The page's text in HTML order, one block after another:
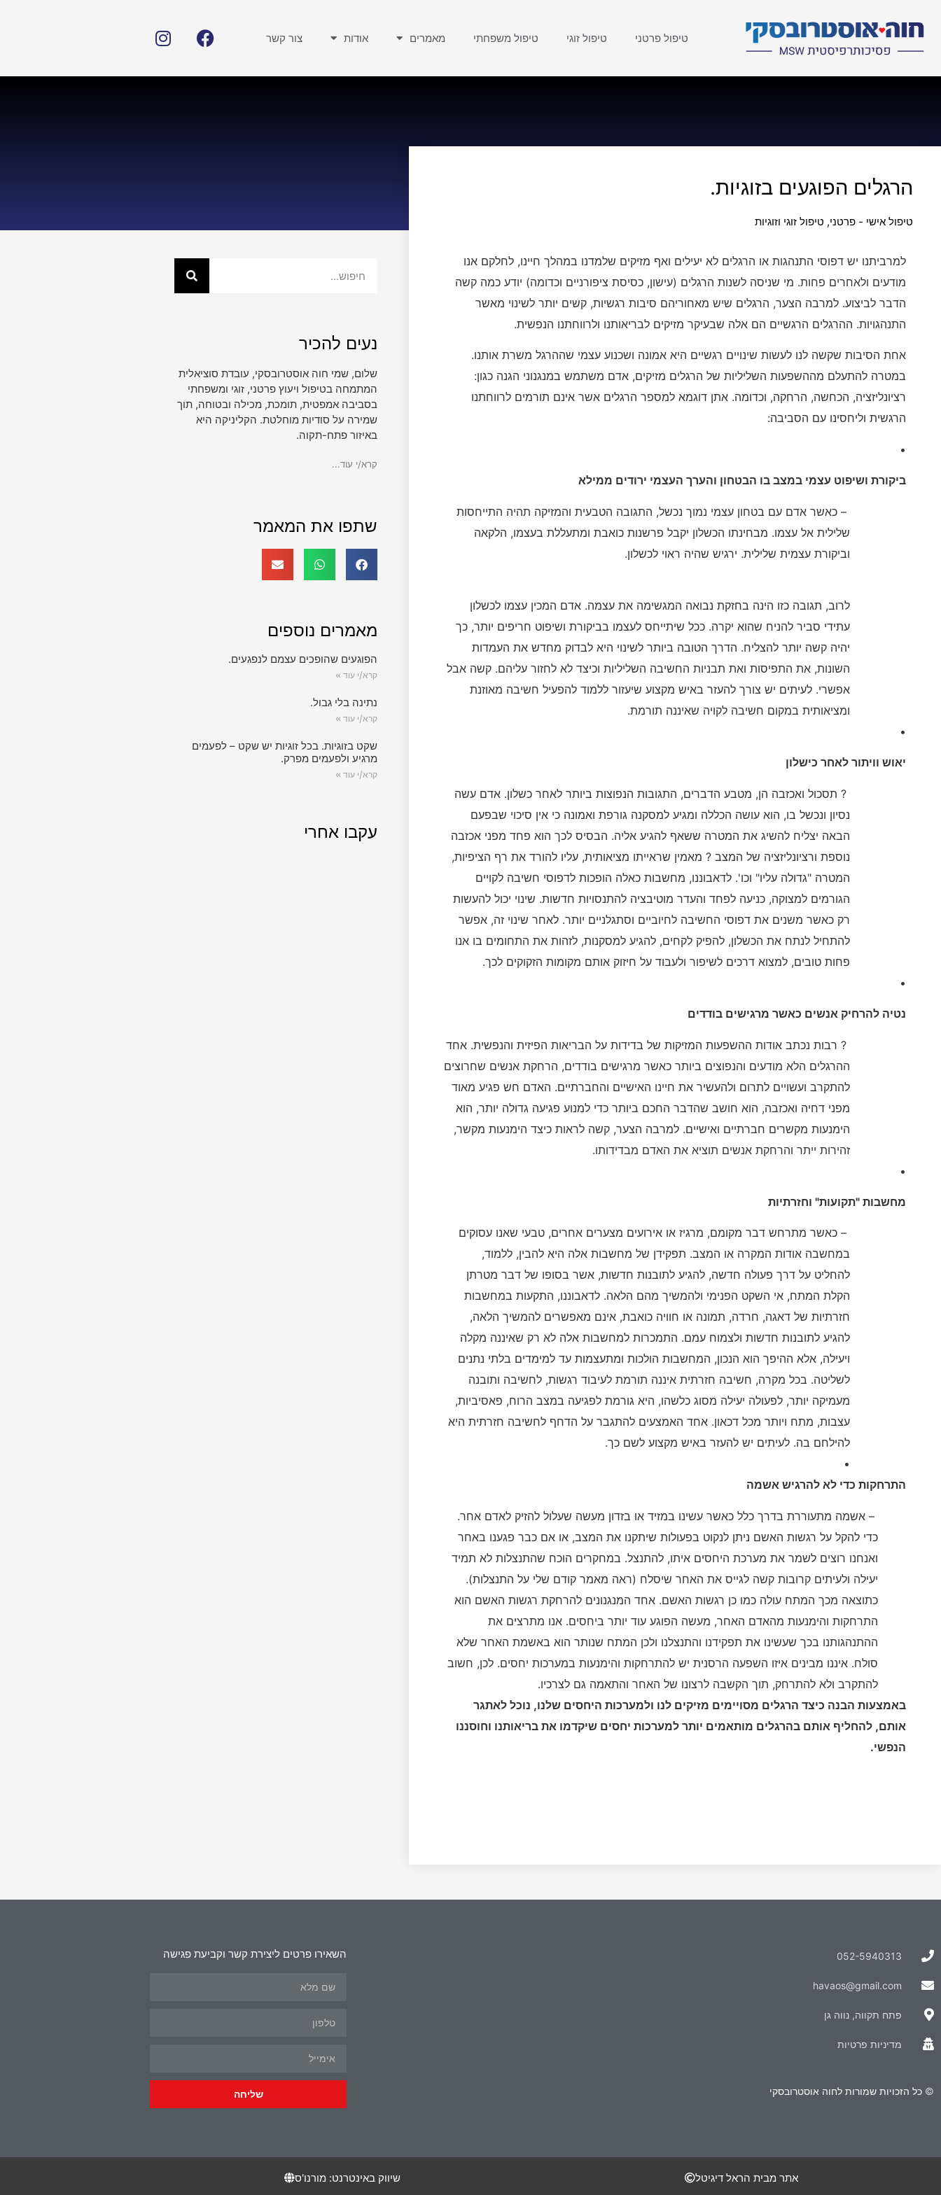
טיפול פרטני טיפול זוגי טיפול משפחתי מאמרים אודות צור קשר
הרגלים הפוגעים בזוגיות.
טיפול אישי - פרטני, טיפול זוגי וזוגיות
למרביתנו יש דפוסי התנהגות או הרגלים לא יעילים ואף מזיקים שלמדנו במהלך חיינו, לחלקם אנו
מודעים ולאחרים פחות. מי שניסה לשנות הרגלים (עישון, כסיסת ציפורניים וכדומה) יודע כמה קשה
הדבר לביצוע. למרבה הצער, הרגלים שיש מאחוריהם סיבות רגשיות, קשים יותר לשינוי מאשר
התנהגויות. ההרגלים הרגשיים הם אלה שבעיקר מזיקים לבריאותנו ולרווחתנו הנפשית.
אחת הסיבות שקשה לנו לעשות שינויים רגשיים היא אמונה ושכנוע עצמי שההרגל משרת אותנו.
במטרה להתעלם מההשפעות השליליות של הרגלים מזיקים, אדם משתמש במנגנוני הגנה כגון:
רציונליזציה, הכחשה, הרחקה, וכדומה. אתן דוגמא למספר הרגלים אשר אינם תורמים לרווחתנו
הרגשית וליחסינו עם הסביבה:
•
ביקורת ושיפוט עצמי במצב בו הבטחון והערך העצמי ירודים ממילא
– כאשר אדם עם בטחון עצמי נמוך נכשל, התגובה הטבעית והמזיקה תהיה התייחסות
שלילית אל עצמו. מבחינתו הכשלון יקבל פרשנות כואבת ומתעללת בעצמו, הלקאה
וביקורת עצמית שלילית. ירגיש שהיה ראוי לכשלון.
לרוב, תגובה כזו הינה בחזקת נבואה המגשימה את עצמה. אדם המכין עצמו לכשלון
עתידי סביר להניח שהוא יקרה. ככל שיתייחס לעצמו בביקורת ושיפוט חריפים יותר, כך
יהיה קשה יותר להצליח. הדרך הטובה ביותר לשינוי היא לבדוק מחדש את העמדות
השונות, את התפיסות ואת תבניות החשיבה השליליות וכיצד לא לחזור עליהם. קשה אבל
אפשרי. לעיתים יש צורך להעזר באיש מקצוע שיעזור ללמוד להפעיל חשיבה מאוזנת
ומציאותית במקום חשיבה לקויה שאיננה תורמת.
•
יאוש וויתור לאחר כישלון
? תסכול ואכזבה הן, מטבע הדברים, התגובות הנפוצות ביותר לאחר כשלון. אדם עשה
נסיון ונכשל בו, הוא עושה הכללה ומגיע למסקנה גורפת ואמונה כי אין סיכוי שבפעם
הבאה יצליח להשיג את המטרה ששאף להגיע אליה. הבסיס לכך הוא פחד מפני אכזבה
נוספת ורציונליזציה של המצב ? מאמין שראייתו מציאותית, עליו להורד את רף הציפיות,
המטרה "גדולה עליו" וכו'. לדאבוננו, מחשבות כאלה הופכות לדפוסי חשיבה לקויים
הגורמים למצוקה, כניעה לפחד והעדר מוטיבציה להתנסויות חדשות. שינוי יכול להעשות
רק כאשר משנים את דפוסי החשיבה לחיוביים וסתגלניים יותר. לאחר שינוי זה, אפשר
להתחיל לנתח את הכשלון, להפיק לקחים, להגיע למסקנות, לזהות את התחומים בו אנו
פחות טובים, למצוא דרכים לשיפור ולעבוד על חיזוק אותם מקומות הזקוקים לכך.
•
נטיה להרחיק אנשים כאשר מרגישים בודדים
? רבות נכתב אודות ההשפעות המזיקות של בדידות על הבריאות הפיזית והנפשית. אחד
ההרגלים הלא מודעים והנפוצים ביותר כאשר מרגישים בודדים, הרחקת אנשים שחרוצים
להתקרב ועשויים לתרום ולהעשיר את חיינו האישיים והחברתיים. האדם חש פגיע מאוד
מפני דחיה ואכזבה, הוא חושב שהדבר החכם ביותר כדי למנוע פגיעה גדולה יותר, הוא
הימנעות מקשרים חברתיים ואישיים. למרבה הצער, קשה לראות כיצד הימנעות מקשר,
זהירות ייתר והרחקת אנשים תוציא את האדם מבדידותו.
•
מחשבות "תקועות" וחזרתיות
– כאשר מתרחש דבר מקומם, מרגיז או אירועים מצערים אחרים, טבעי שאנו עסוקים
במחשבה אודות המקרה או המצב. תפקידן של מחשבות אלה היא להבין, ללמוד,
להחליט על דרך פעולה חדשה, להגיע לתובנות חדשות, אשר בסופו של דבר מטרתן
הקלת המתח, אי השקט הפנימי ולהמשיך מהם הלאה. לדאבוננו, התקעות במחשבות
חזרתיות של דאגה, חרדה, תמונה או חוויה כואבת, אינם מאפשרים להמשיך הלאה,
להגיע לתובנות חדשות ולצמוח עמם. התמכרות למחשבות אלה לא רק שאיננה מקלה
ויעילה, אלא ההיפך הוא הנכון, המחשבות הולכות ומתעצמות עד למימדים בלתי נתנים
לשליטה. בכל מקרה, חשיבה חזרתית איננה תורמת לעיבוד רגשות, לחשיבה ותובנה
מעמיקה יותר, לפעולה יעילה מסוג כלשהו, היא גורמת לפגיעה במצב הרוח, פאסיביות,
עצבות, מתח ויותר מכל דכאון. אחד האמצעים להתגבר על הדחף לחשיבה חזרתית היא
להילחם בה. לעיתים יש להעזר באיש מקצוע לשם כך.
•
התרחקות כדי לא להרגיש אשמה
– אשמה מתעוררת בדרך כלל כאשר עשינו במזיד או בזדון מעשה שעלול להזיק לאדם אחר.
כדי להקל על רגשות האשם ניתן לנקוט בפעולות שיתקנו את המצב, או אם כבר פגענו באחר
ואנחנו רוצים לשמר את מערכת היחסים איתו, להתנצל. במחקרים הוכח שהתנצלות לא תמיד
יעילה ולעיתים קרובות קשה לגייס את האחר שיסלח (ראה מאמר קודם שלי על התנצלות).
כתוצאה מכך המתח עולה כמו כן רגשות האשם. אחד המנגנונים להרחקת רגשות האשם הוא
התרחקות והימנעות מהאדם האחר, מעשה הפוגע עוד יותר ביחסים. אנו מתרצים את
ההתנהגותנו בכך שעשינו את תפקידנו והתנצלנו ולכן המתח שנותר הוא באשמת האחר שלא
סולח. איננו מבינים איזו השפעה הרסנית יש להתרחקות והימנעות במערכות יחסים. לכן, חשוב
להתקרב ולא להתרחק, תוך הקשבה לרצונו של האחר והתאמה גם לצרכיו.
באמצעות הבנה כיצד הרגלים מסויימים מזיקים לנו ולמערכות היחסים שלנו, נוכל לאתגר
אותם, להחליף אותם בהרגלים מותאמים יותר למערכות יחסים שיקדמו את בריאותנו וחוסננו
הנפשי.
נעים להכיר
שלום, שמי חוה אוסטרובסקי, עובדת סוציאלית
המתמחה בטיפול ויעוץ פרטני, זוגי ומשפחתי
בסביבה אמפטית, תומכת, מכילה ובטוחה, תוך
שמירה על סודיות מוחלטת. הקליניקה היא
באיזור פתח-תקוה.
קרא/י עוד...
שתפו את המאמר
מאמרים נוספים
הפוגעים שהופכים עצמם לנפגעים.
קרא/י עוד »
נתינה בלי גבול.
קרא/י עוד »
שקט בזוגיות. בכל זוגיות יש שקט – לפעמים
מרגיע ולפעמים מפרק.
קרא/י עוד »
עקבו אחרי
052-5940313
havaos@gmail.com
פתח תקווה, נווה גן
מדיניות פרטיות
© כל הזכויות שמורות לחוה אוסטרובסקי
השאירו פרטים ליצירת קשר וקביעת פגישה
שליחה
אתר מבית הראל דיגיטל שיווק באינטרנט: מורנו'ס